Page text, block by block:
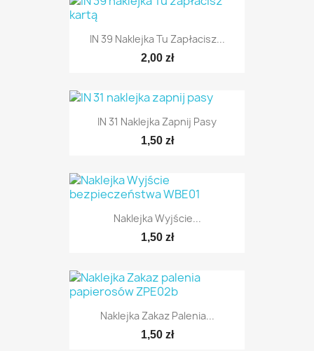
IN 39 Naklejka Tu Zapłacisz...
2,00 zł
IN 31 Naklejka Zapnij Pasy
1,50 zł
Naklejka Wyjście...
1,50 zł
Naklejka Zakaz Palenia...
1,50 zł